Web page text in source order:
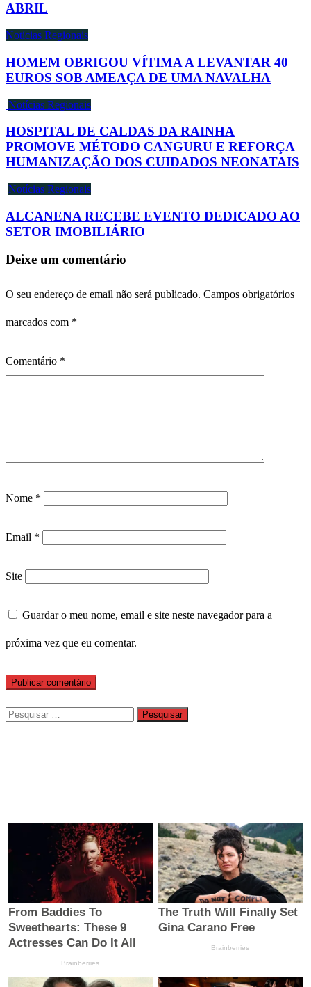
ABRIL
Notícias Regionais
HOMEM OBRIGOU VÍTIMA A LEVANTAR 40
EUROS SOB AMEAÇA DE UMA NAVALHA
Notícias Regionais
HOSPITAL DE CALDAS DA RAINHA
PROMOVE MÉTODO CANGURU E REFORÇA
HUMANIZAÇÃO DOS CUIDADOS NEONATAIS
Notícias Regionais
ALCANENA RECEBE EVENTO DEDICADO AO
SETOR IMOBILIÁRIO
Deixe um comentário
O seu endereço de email não será publicado. Campos obrigatórios
marcados com *
Comentário *
Nome *
Email *
Site
Guardar o meu nome, email e site neste navegador para a
próxima vez que eu comentar.
Pesquisar
por: